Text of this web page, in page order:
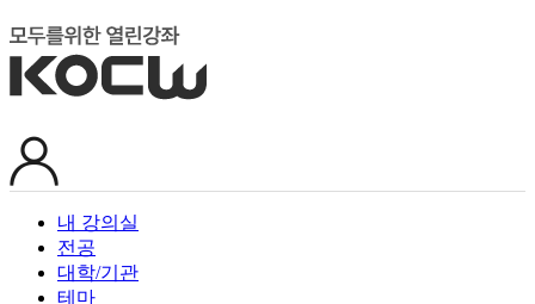
내 강의실
전공
대학/기관
테마